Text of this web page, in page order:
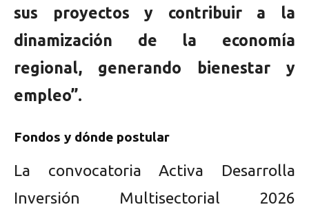
sus proyectos y contribuir a la
dinamización de la economía
regional, generando bienestar y
empleo”.
Fondos y dónde postular
La convocatoria Activa Desarrolla
Inversión Multisectorial 2026